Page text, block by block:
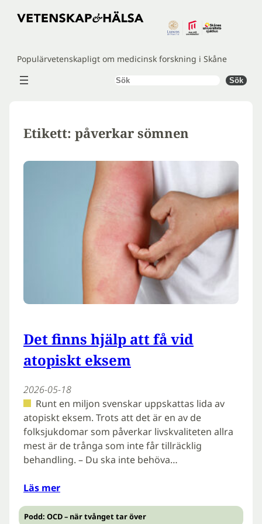
Hoppa
Populärvetenskapligt om medicinsk forskning i Skåne
Sök Sök
Etikett: påverkar sömnen
Det finns hjälp att få vid
atopiskt eksem
2026-05-18
Runt en miljon svenskar uppskattas lida av
atopiskt eksem. Trots att det är en av de
folksjukdomar som påverkar livskvaliteten allra
mest är de trånga som inte får tillräcklig
behandling. – Du ska inte behöva…
Läs mer
Podd: OCD – när tvånget tar över